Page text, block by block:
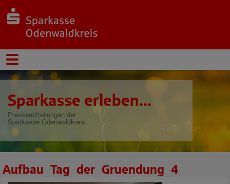
Sparkasse erleben...
Pressemitteilungen der
Sparkasse Odenwaldkreis
Aufbau_Tag_der_Gruendung_4